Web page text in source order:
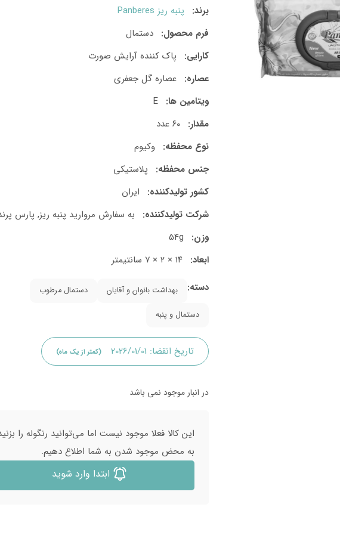
برند:
پنبه ریز Panberes
فرم محصول: دستمال
کارایی:
پاک کننده آرایش صورت
عصاره: عصاره گل جعفری
ویتامین ها: E
مقدار: ۶۰ عدد
نوع محفظه: وکیوم
جنس محفظه:
پلاستیکی
کشور تولید‎کننده:
ایران
شرکت تولید‎کننده:
به سفارش مروارید پنبه ریز, پارس
وزن:
54g
ابعاد: ۱۴ × ۲ × ۷ سانتیمتر
دسته:
بهداشت بانوان و آقایان دستمال مرطوب
دستمال و پنبه
تاریخ انقضا: 2026/01/01 (کمتر از یک ماه)
در انبار موجود نمی باشد
این کالا فعلا موجود نیست اما می‌توانید رنگوله را
به محض موجود شدن به شما اطلاع دهیم.
ابتدا وارد شوید